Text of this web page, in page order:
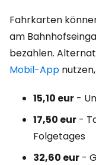
Fahrkarten
am
bezahlen.
Mobil-App
15,10 eur -
17,50 eur -
Folgetages
32,60 eur -